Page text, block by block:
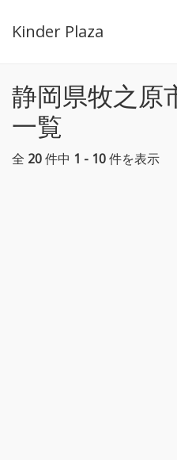
Kinder Plaza
静岡県牧之原
一覧
全 20件中 1 - 10件を表示